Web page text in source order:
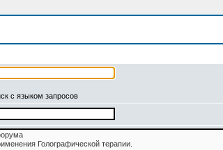
с языком запросов